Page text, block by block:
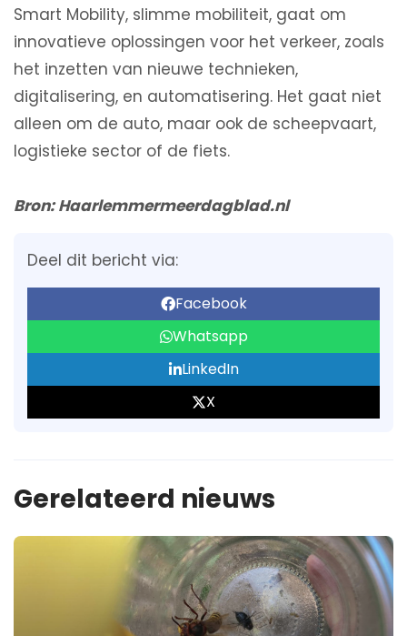
Smart Mobility, slimme mobiliteit, gaat om
innovatieve oplossingen voor het verkeer, zoals
het inzetten van nieuwe technieken,
digitalisering, en automatisering. Het gaat niet
alleen om de auto, maar ook de scheepvaart,
logistieke sector of de fiets.
Bron: Haarlemmermeerdagblad.nl
Deel dit bericht via:
Facebook
Whatsapp
LinkedIn
X
Gerelateerd nieuws